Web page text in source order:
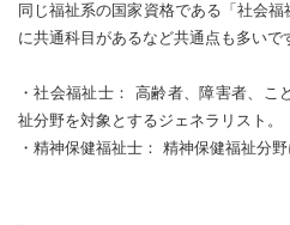
同じ福祉系の国家資格である「社会
に共通科目があるなど共通点も多いで
・社会福祉士： 高齢者、障害者、こ
祉分野を対象とするジェネラリスト。
・精神保健福祉士： 精神保健福祉分